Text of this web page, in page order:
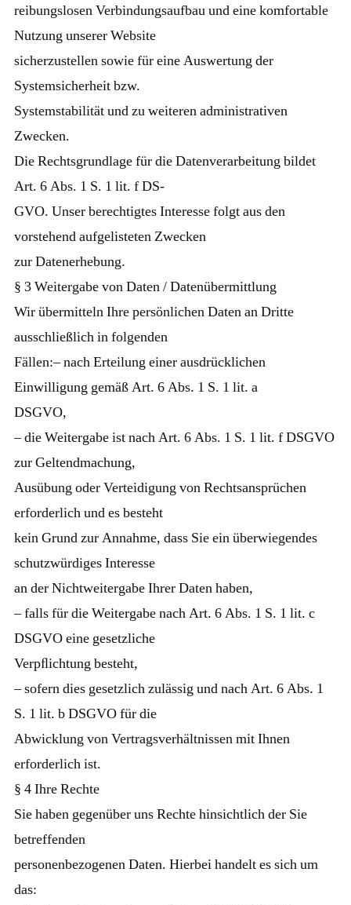
reibungslosen Verbindungsaufbau und eine komfortable
Nutzung unserer Website
sicherzustellen sowie für eine Auswertung der
Systemsicherheit bzw.
Systemstabilität und zu weiteren administrativen
Zwecken.
Die Rechtsgrundlage für die Datenverarbeitung bildet
Art. 6 Abs. 1 S. 1 lit. f DS-
GVO. Unser berechtigtes Interesse folgt aus den
vorstehend aufgelisteten Zwecken
zur Datenerhebung.
§ 3 Weitergabe von Daten / Datenübermittlung
Wir übermitteln Ihre persönlichen Daten an Dritte
ausschließlich in folgenden
Fällen:– nach Erteilung einer ausdrücklichen
Einwilligung gemäß Art. 6 Abs. 1 S. 1 lit. a
DSGVO,
– die Weitergabe ist nach Art. 6 Abs. 1 S. 1 lit. f DSGVO
zur Geltendmachung,
Ausübung oder Verteidigung von Rechtsansprüchen
erforderlich und es besteht
kein Grund zur Annahme, dass Sie ein überwiegendes
schutzwürdiges Interesse
an der Nichtweitergabe Ihrer Daten haben,
– falls für die Weitergabe nach Art. 6 Abs. 1 S. 1 lit. c
DSGVO eine gesetzliche
Verpﬂichtung besteht,
– sofern dies gesetzlich zulässig und nach Art. 6 Abs. 1
S. 1 lit. b DSGVO für die
Abwicklung von Vertragsverhältnissen mit Ihnen
erforderlich ist.
§ 4 Ihre Rechte
Sie haben gegenüber uns Rechte hinsichtlich der Sie
betreffenden
personenbezogenen Daten. Hierbei handelt es sich um
das: